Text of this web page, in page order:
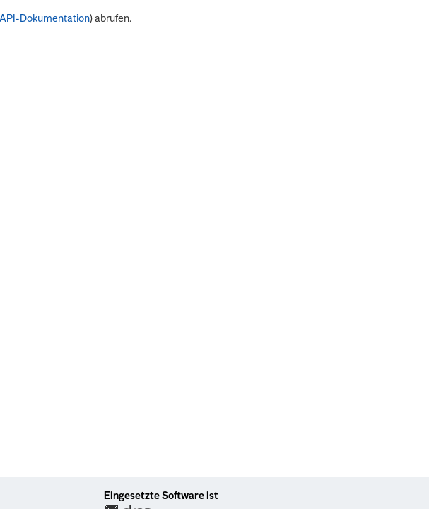
API-Dokumentation) abrufen.
Eingesetzte Software ist